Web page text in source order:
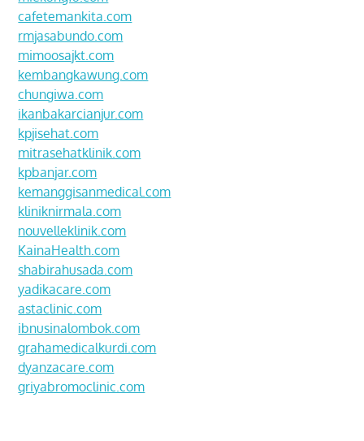
cafetemankita.com
rmjasabundo.com
mimoosajkt.com
kembangkawung.com
chungiwa.com
ikanbakarcianjur.com
kpjisehat.com
mitrasehatklinik.com
kpbanjar.com
kemanggisanmedical.com
kliniknirmala.com
nouvelleklinik.com
KainaHealth.com
shabirahusada.com
yadikacare.com
astaclinic.com
ibnusinalombok.com
grahamedicalkurdi.com
dyanzacare.com
griyabromoclinic.com